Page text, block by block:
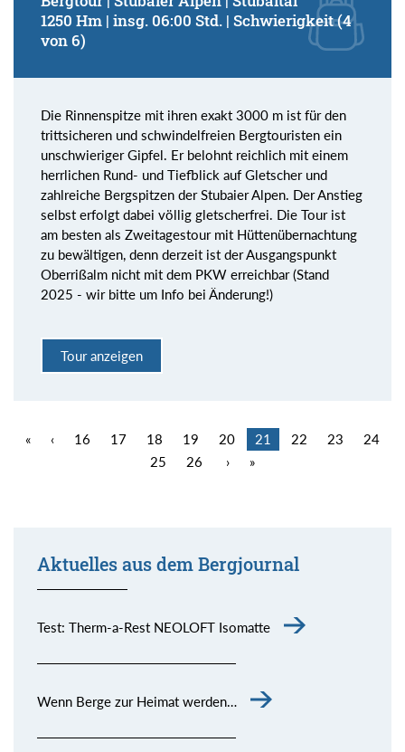
1250 Hm | insg. 06:00 Std. | Schwierigkeit (4
von 6)
Die Rinnenspitze mit ihren exakt 3000 m ist für den
trittsicheren und schwindelfreien Bergtouristen ein
unschwieriger Gipfel. Er belohnt reichlich mit einem
herrlichen Rund- und Tiefblick auf Gletscher und
zahlreiche Bergspitzen der Stubaier Alpen. Der Anstieg
selbst erfolgt dabei völlig gletscherfrei. Die Tour ist
am besten als Zweitagestour mit Hüttenübernachtung
zu bewältigen, denn derzeit ist der Ausgangspunkt
Oberrißalm nicht mit dem PKW erreichbar (Stand
2025 - wir bitte um Info bei Änderung!)
Tour anzeigen
« ‹ 16 17 18 19 20 21 22 23
24
25
26 › »
Aktuelles aus dem Bergjournal
Test: Therm-a-Rest NEOLOFT Isomatte
Wenn Berge zur Heimat werden…